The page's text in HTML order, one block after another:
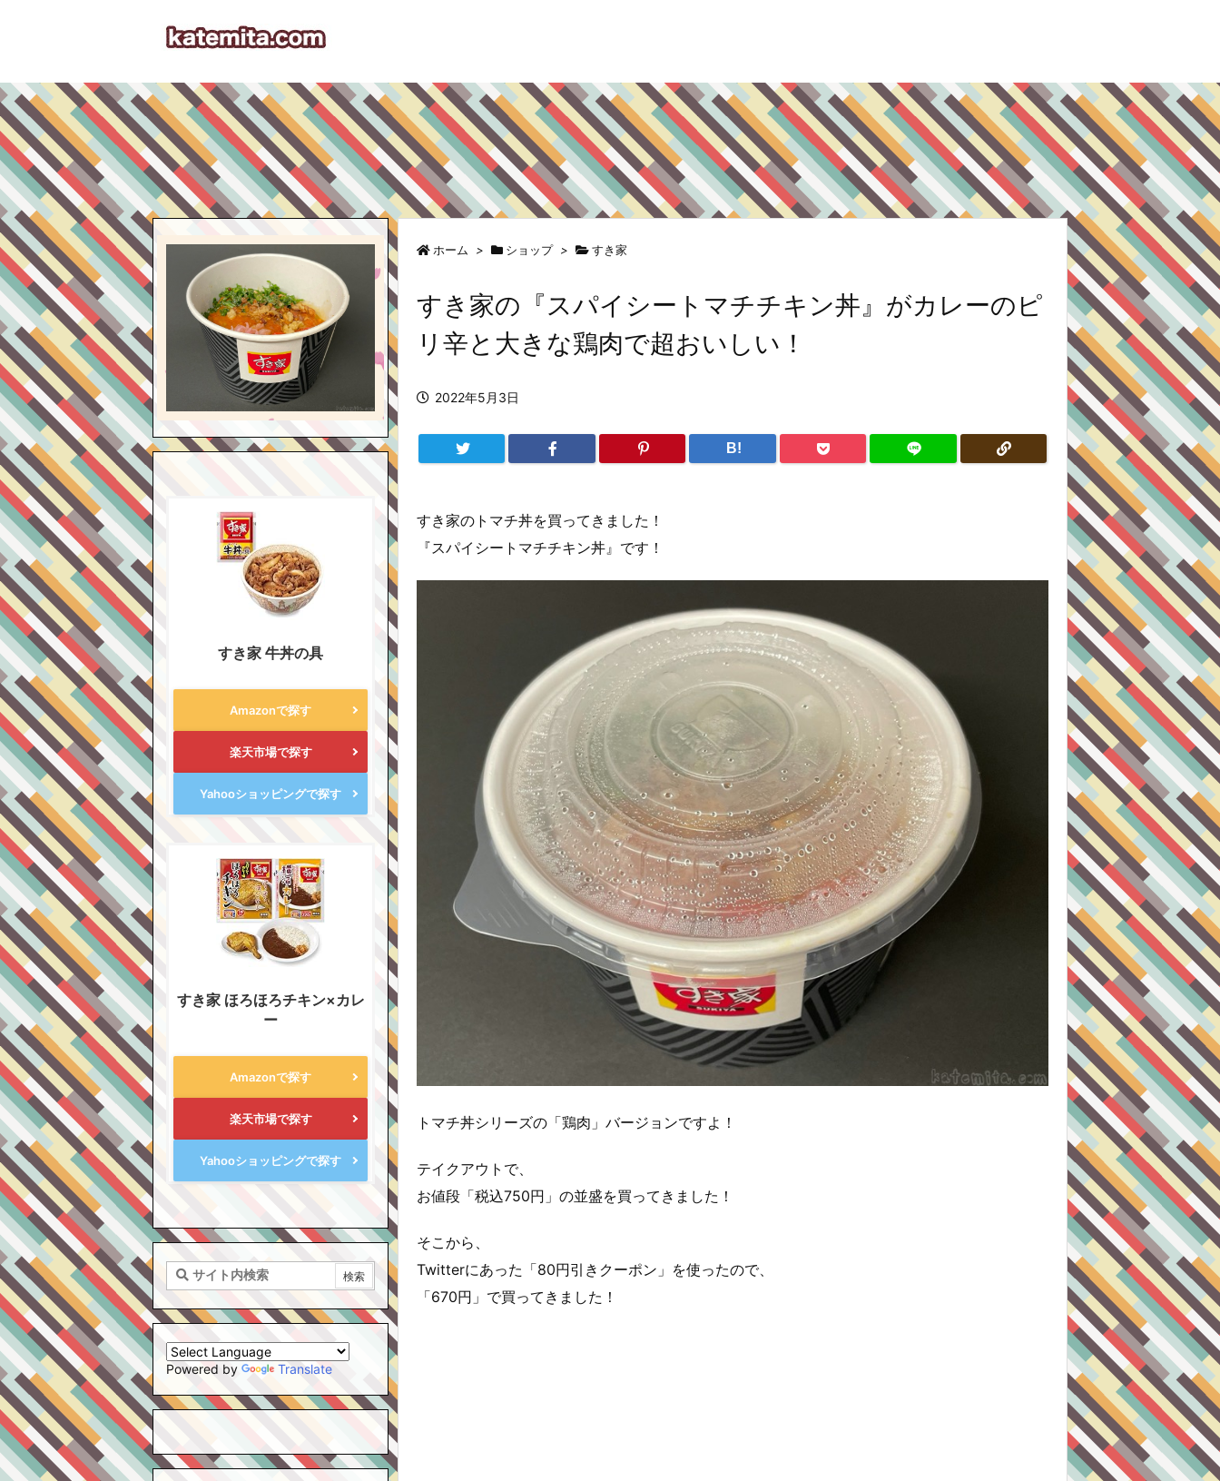
ホーム > ショップ > すき家
すき家の『スパイシートマチチキン丼』がカレーのピ
リ辛と大きな鶏肉で超おいしい！
2022年5月3日
B!
すき家のトマチ丼を買ってきました！
『スパイシートマチチキン丼』です！
トマチ丼シリーズの「鶏肉」バージョンですよ！
テイクアウトで、
お値段「税込750円」の並盛を買ってきました！
そこから、
Twitterにあった「80円引きクーポン」を使ったので、
「670円」で買ってきました！
すき家 牛丼の具
Amazonで探す
楽天市場で探す
Yahooショッピングで探す
すき家 ほろほろチキン×カレ
ー
Amazonで探す
楽天市場で探す
Yahooショッピングで探す
Powered by Translate